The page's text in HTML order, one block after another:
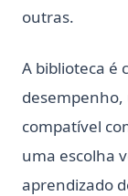
outras.
A biblioteca é
desempenho,
compatível
uma escolha
aprendizado